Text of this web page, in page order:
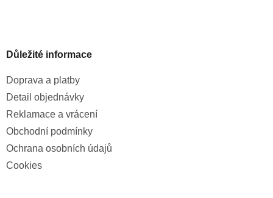
Důležité informace
Doprava a platby
Detail objednávky
Reklamace a vrácení
Obchodní podmínky
Ochrana osobních údajů
Cookies